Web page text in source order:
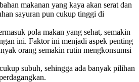
makanan yang kaya akan serat dan
sayuran pun cukup tinggi di
pola makan yang sehat, semakin
ini. Faktor ini menjadi aspek penting
orang semakin rutin mengkonsumsi
subuh, sehingga ada banyak pilihan